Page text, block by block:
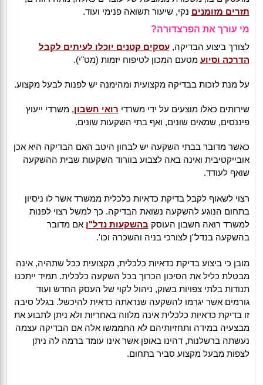
תזרים מזומנים נקי, שיעור תשואה פנימי ועוד.
מי עורך את הפרצדורה?
לצורך ביצוע הבדיקה, עסקים קטנים יוכלו לעיתים לקבל
הדרכה וסיוע מטעם המכון לטיפוח יזמות (מט"י).
על מנת לזכות בבדיקה מקצועית ומהימנה יש לפנות לבעל מקצוע.
שירותים כאלו מוצעים על ידי משרדי רואי חשבון, משרדי ייעוץ
פיננסים, שמאים שונים, ואף בתי השקעות שונים.
כאשר מדובר בבתי השקעה יש לבחון היטב האם הבדיקה היא אכן
אובייקטיבית ואינה באה לצבוע בוורוד השקעות שבית ההשקעה
שואף לעודד.
רצוי לשאוף לקבל בדיקת כדאיות כלכלית ממשרד אשר לו ניסיון
בתחום הנוגע להשקעה נשואת הבדיקה. כך למשל רצוי לפנות
למשרד רואה חשבון העוסק בהשקעות נדל"ן אם מדובר
בהשקעה בנדל"ן לצורכי בניה והשכרה וכו'.
מובן כי ביצוע בדיקת כדאיות כלכלית, מקצועית ככל שתהיה, אינה
מבטלת כליל את הסיכון הכרוך בכל השקעה כלכלית. תמיד ייתכנו
תנודות בלתי צפויות בשוק, ניהול לקוי של העסק החדש ועוד
גורמים אשר יגרמו להשקעה שנראתה כדאית להיכשל. בגלל סיבה
זו בדיקת כדאיות כלכלית אינה מלווה באחריות ולא ניתן לתבוע את
מבצעיה במידה ותחזיותיהם לא התממשו אלה אם הבדיקה עצמה
נעשתה ברשלנות, דהינו באופן אשר אינו עומד ברמה לה ניתן
לצפות מבעל מקצוע סביר בתחום.